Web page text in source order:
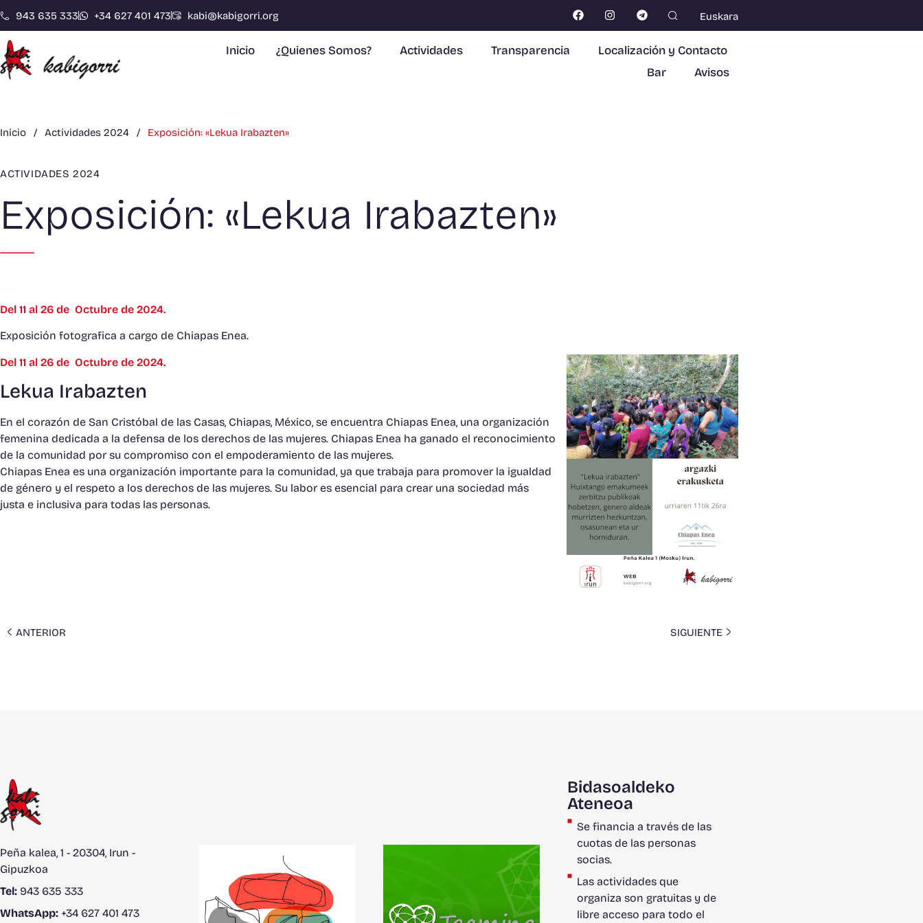
943 635 333 +34 627 401 473 kabi@kabigorri.org Euskara
Inicio ¿Quienes Somos? Actividades Transparencia
Localización y Contacto
Bar
Avisos
Inicio / Actividades 2024 / Exposición: «Lekua Irabazten»
ACTIVIDADES 2024
Exposición: «Lekua Irabazten»
Del 11 al 26 de Octubre de 2024.
Exposición fotografica a cargo de Chiapas Enea.
Del 11 al 26 de Octubre de 2024.
Lekua Irabazten
En el corazón de San Cristóbal de las Casas, Chiapas, México, se encuentra Chiapas Enea, una organización
femenina dedicada a la defensa de los derechos de las mujeres. Chiapas Enea ha ganado el reconocimiento
de la comunidad por su compromiso con el empoderamiento de las mujeres.
Chiapas Enea es una organización importante para la comunidad, ya que trabaja para promover la igualdad
de género y el respeto a los derechos de las mujeres. Su labor es esencial para crear una sociedad más
justa e inclusiva para todas las personas.
ANTERIOR SIGUIENTE
Peña kalea, 1 - 20304, Irun -
Gipuzkoa
Tel: 943 635 333
WhatsApp: +34 627 401 473
Bidasoaldeko
Ateneoa
Se financia a través de las
cuotas de las personas
socias.
Las actividades que
organiza son gratuitas y de
libre acceso para todo el